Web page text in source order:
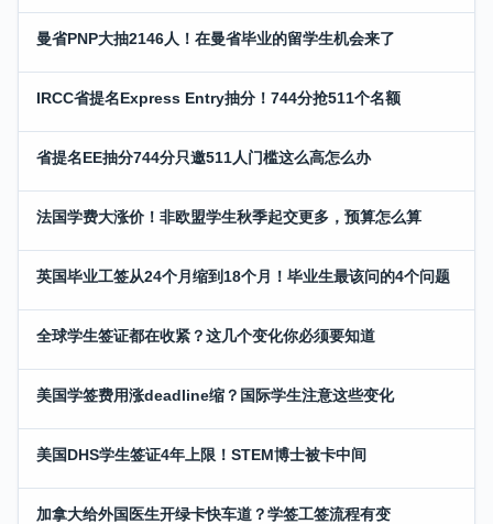
曼省PNP大抽2146人！在曼省毕业的留学生机会来了
IRCC省提名Express Entry抽分！744分抢511个名额
省提名EE抽分744分只邀511人门槛这么高怎么办
法国学费大涨价！非欧盟学生秋季起交更多，预算怎么算
英国毕业工签从24个月缩到18个月！毕业生最该问的4个问题
全球学生签证都在收紧？这几个变化你必须要知道
美国学签费用涨deadline缩？国际学生注意这些变化
美国DHS学生签证4年上限！STEM博士被卡中间
加拿大给外国医生开绿卡快车道？学签工签流程有变